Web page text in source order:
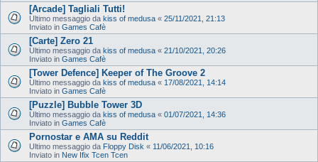
[Arcade] Tagliali Tutti!
Ultimo messaggio da kiss of medusa « 25/11/2021, 21:13
Inviato in Games Cafè
[Carte] Zero 21
Ultimo messaggio da kiss of medusa « 21/10/2021, 20:26
Inviato in Games Cafè
[Tower Defence] Keeper of The Groove 2
Ultimo messaggio da kiss of medusa « 17/08/2021, 14:14
Inviato in Games Cafè
[Puzzle] Bubble Tower 3D
Ultimo messaggio da kiss of medusa « 01/07/2021, 14:36
Inviato in Games Cafè
Pornostar e AMA su Reddit
Ultimo messaggio da Floppy Disk « 11/06/2021, 10:16
Inviato in New Ifix Tcen Tcen